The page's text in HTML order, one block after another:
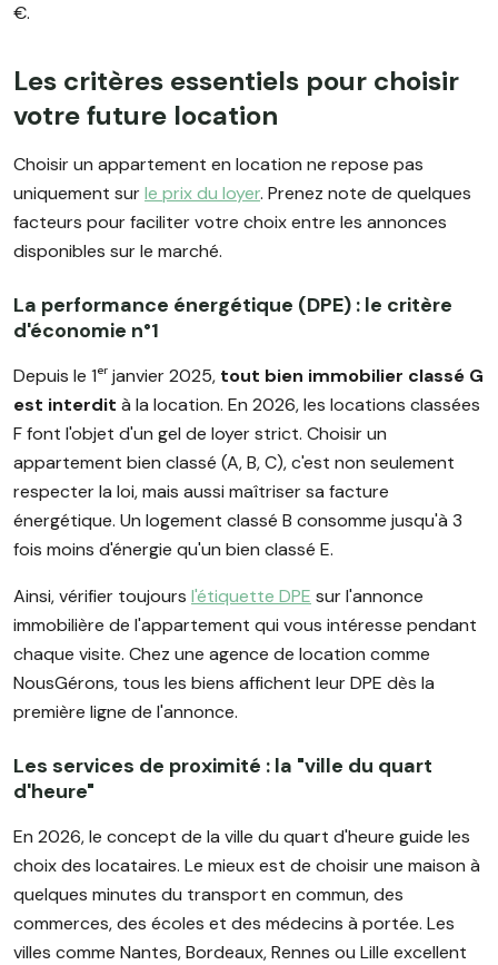
€.
Les critères essentiels pour choisir
votre future location
Choisir un appartement en location ne repose pas
uniquement surle prix du loyer. Prenez note de quelques
facteurs pour faciliter votre choix entre les annonces
disponibles sur le marché.
La performance énergétique (DPE) : le critère
d'économie n°1
Depuis le 1ᵉʳ janvier 2025, tout bien immobilier classé G
est interdit à la location. En 2026, les locations classées
F font l'objet d'un gel de loyer strict. Choisir un
appartement bien classé (A, B, C), c'est non seulement
respecter la loi, mais aussi maîtriser sa facture
énergétique. Un logement classé B consomme jusqu'à 3
fois moins d'énergie qu'un bien classé E.
Ainsi, vérifier toujours l'étiquette DPE sur l'annonce
immobilière de l'appartement qui vous intéresse pendant
chaque visite. Chez une agence de location comme
NousGérons, tous les biens affichent leur DPE dès la
première ligne de l'annonce.
Les services de proximité : la "ville du quart
d'heure"
En 2026, le concept de la ville du quart d'heure guide les
choix des locataires. Le mieux est de choisir une maison à
quelques minutes du transport en commun, des
commerces, des écoles et des médecins à portée. Les
villes comme Nantes, Bordeaux, Rennes ou Lille excellent